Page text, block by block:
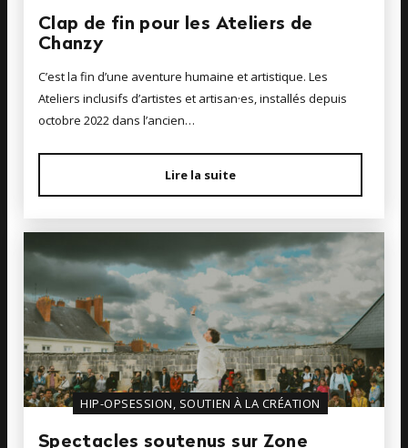
Clap de fin pour les Ateliers de
Chanzy
C’est la fin d’une aventure humaine et artistique. Les
Ateliers inclusifs d’artistes et artisan·es, installés depuis
octobre 2022 dans l’ancien…
Lire la suite
HIP-OPSESSION, SOUTIEN À LA CRÉATION
Spectacles soutenus sur Zone